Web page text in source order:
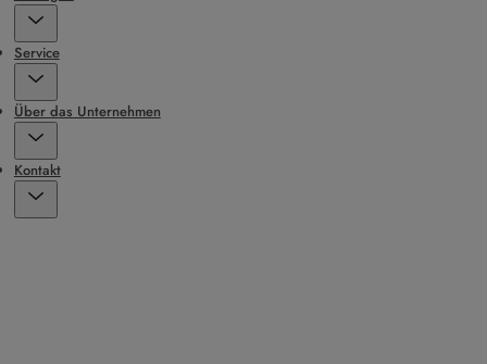
Service
Über das Unternehmen
Kontakt